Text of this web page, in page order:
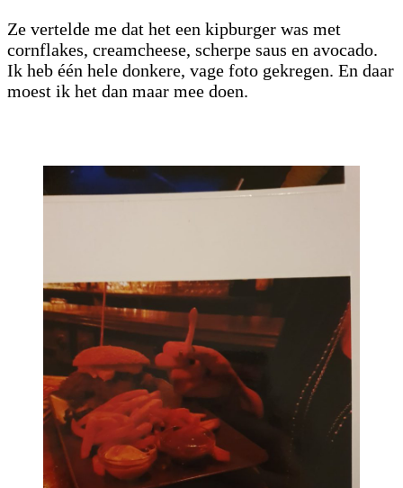
Ze vertelde me dat het een kipburger was met
cornflakes, creamcheese, scherpe saus en avocado.
Ik heb één hele donkere, vage foto gekregen. En daar
moest ik het dan maar mee doen.